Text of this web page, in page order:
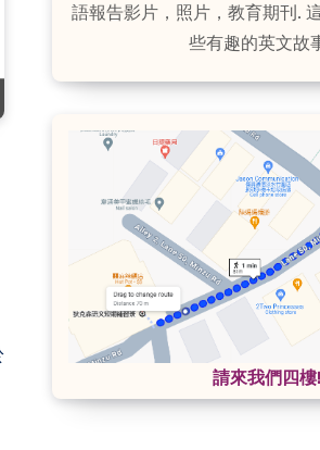
語報告影片，照片，教育期刊.
些有趣的英文故
請來我們四樓!